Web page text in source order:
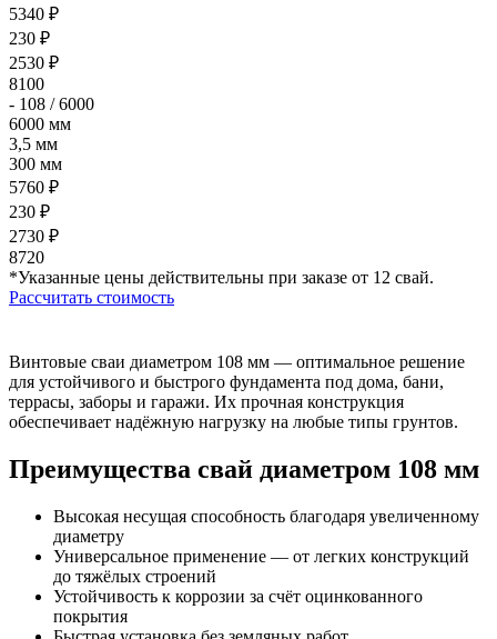
5340 ₽
230 ₽
2530 ₽
8100
- 108 / 6000
6000 мм
3,5 мм
300 мм
5760 ₽
230 ₽
2730 ₽
8720
*Указанные цены действительны при заказе от 12 свай.
Рассчитать стоимость
Винтовые сваи диаметром 108 мм — оптимальное решение
для устойчивого и быстрого фундамента под дома, бани,
террасы, заборы и гаражи. Их прочная конструкция
обеспечивает надёжную нагрузку на любые типы грунтов.
Преимущества свай диаметром 108 мм
Высокая несущая способность благодаря увеличенному
диаметру
Универсальное применение — от легких конструкций
до тяжёлых строений
Устойчивость к коррозии за счёт оцинкованного
покрытия